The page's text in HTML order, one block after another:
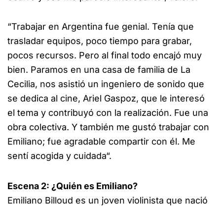
“Trabajar en Argentina fue genial. Tenía que
trasladar equipos, poco tiempo para grabar,
pocos recursos. Pero al final todo encajó muy
bien. Paramos en una casa de familia de La
Cecilia, nos asistió un ingeniero de sonido que
se dedica al cine, Ariel Gaspoz, que le interesó
el tema y contribuyó con la realización. Fue una
obra colectiva. Y también me gustó trabajar con
Emiliano; fue agradable compartir con él. Me
sentí acogida y cuidada“.
Escena 2: ¿Quién es Emiliano?
Emiliano Billoud es un joven violinista que nació